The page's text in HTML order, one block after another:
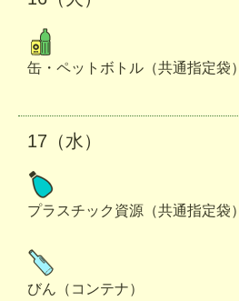
缶・ペットボトル（共通指定袋）
17（水）
プラスチック資源（共通指定袋）
びん（コンテナ）